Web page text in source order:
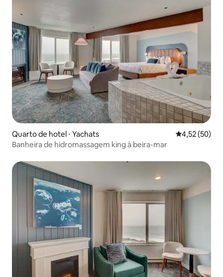
Quarto de hotel ⋅ Yachats 4,52 de uma
4,52 (50)
Banheira de hidromassagem king à beira-mar